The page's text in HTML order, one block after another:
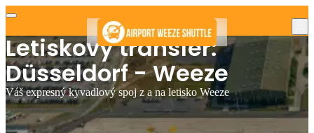
Letiskový transfer:
Düsseldorf - Weeze
Váš expresný kyvadlový spoj z a na letisko Weeze